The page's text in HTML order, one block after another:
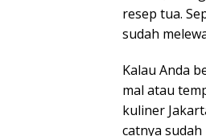
resep tua.
sudah
Kalau Anda
mal atau
kuliner
catnya